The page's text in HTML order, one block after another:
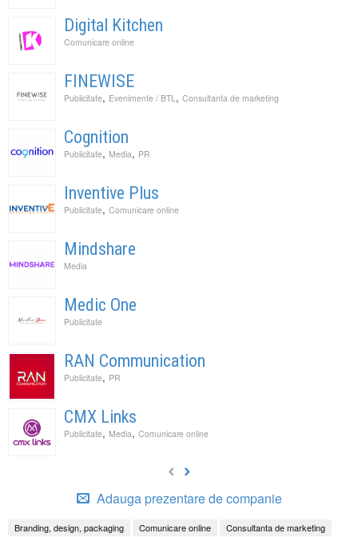
Digital Kitchen
Comunicare online
FINEWISE
Publicitate, Evenimente / BTL, Consultanta de marketing
Cognition
Publicitate, Media, PR
Inventive Plus
Publicitate, Comunicare online
Mindshare
Media
Medic One
Publicitate
RAN Communication
Publicitate, PR
CMX Links
Publicitate, Media, Comunicare online
Adauga prezentare de companie
Branding, design, packaging Comunicare online Consultanta de marketing